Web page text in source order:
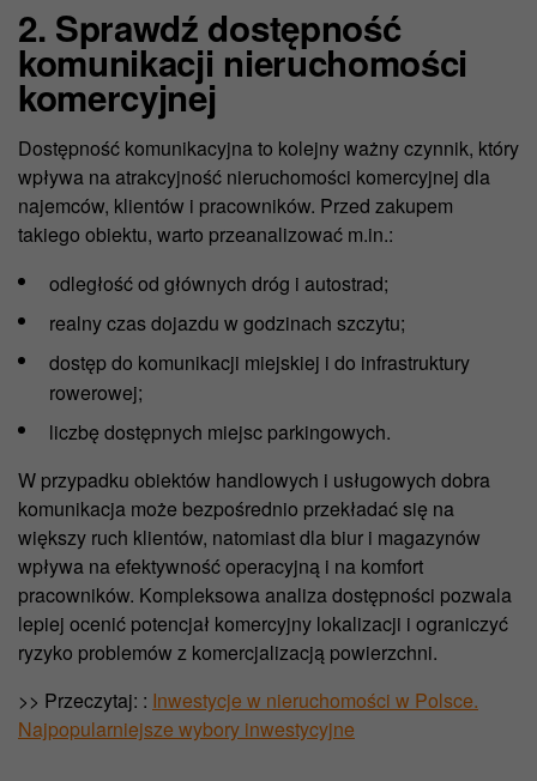
2. Sprawdź dostępność
komunikacji nieruchomości
komercyjnej
Dostępność komunikacyjna to kolejny ważny czynnik, który
wpływa na atrakcyjność nieruchomości komercyjnej dla
najemców, klientów i pracowników. Przed zakupem
takiego obiektu, warto przeanalizować m.in.:
odległość od głównych dróg i autostrad;
realny czas dojazdu w godzinach szczytu;
dostęp do komunikacji miejskiej i do infrastruktury
rowerowej;
liczbę dostępnych miejsc parkingowych.
W przypadku obiektów handlowych i usługowych dobra
komunikacja może bezpośrednio przekładać się na
większy ruch klientów, natomiast dla biur i magazynów
wpływa na efektywność operacyjną i na komfort
pracowników. Kompleksowa analiza dostępności pozwala
lepiej ocenić potencjał komercyjny lokalizacji i ograniczyć
ryzyko problemów z komercjalizacją powierzchni.
>> Przeczytaj: : Inwestycje w nieruchomości w Polsce.
Najpopularniejsze wybory inwestycyjne